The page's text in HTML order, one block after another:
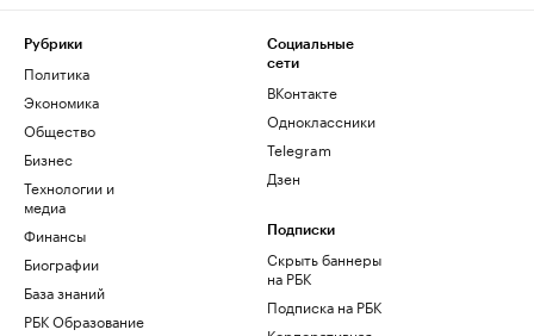
Рубрики
Политика
Экономика
Общество
Бизнес
Технологии и
медиа
Финансы
Биографии
База знаний
РБК Образование
Социальные
сети
ВКонтакте
Одноклассники
Telegram
Дзен
Подписки
Скрыть баннеры
на РБК
Подписка на РБК